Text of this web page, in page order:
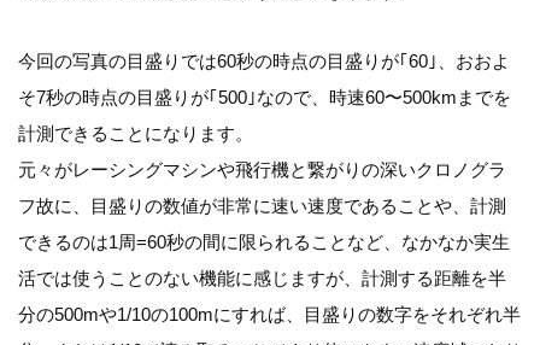
今回の写真の目盛りでは60秒の時点の目盛りが｢60｣、おおよ
そ7秒の時点の目盛りが｢500｣なので、時速60〜500kmまでを
計測できることになります。
元々がレーシングマシンや飛行機と繋がりの深いクロノグラ
フ故に、目盛りの数値が非常に速い速度であることや、計測
できるのは1周=60秒の間に限られることなど、なかなか実生
活では使うことのない機能に感じますが、計測する距離を半
分の500mや1/10の100mにすれば、目盛りの数字をそれぞれ半